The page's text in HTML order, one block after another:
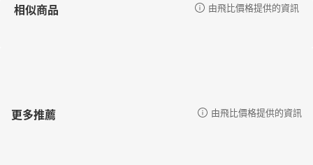
相似商品 由飛比價格提供的資訊
更多推薦 由飛比價格提供的資訊